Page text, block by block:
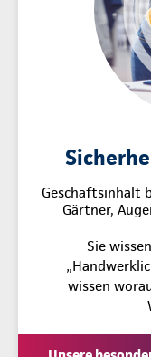
Geschäftsinhalt
Gärtner,
Sie
wissen